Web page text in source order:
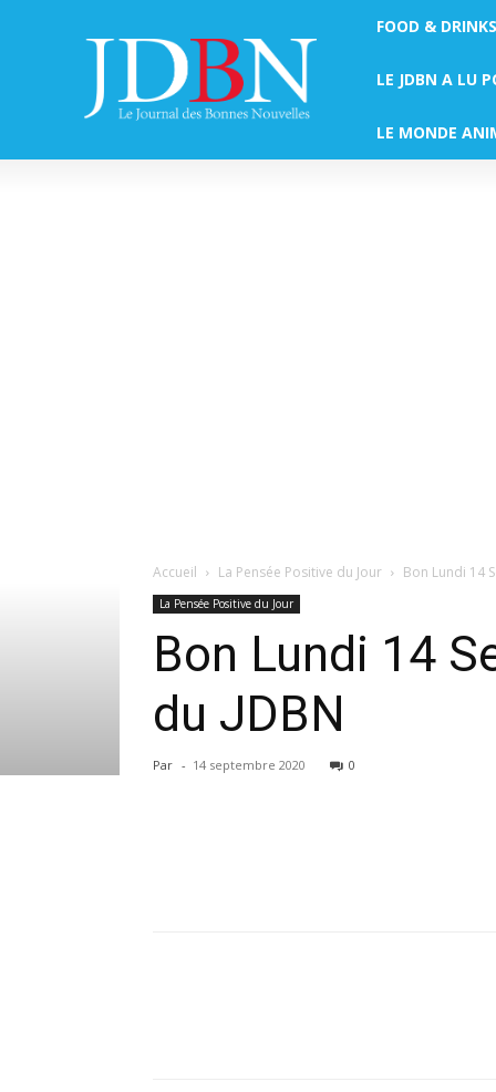
FOOD & DRINKS
LE JDBN A LU
LE MONDE
Accueil La Pensée Positive du Jour Bon Lundi 14
La Pensée Positive du Jour
Bon Lundi 14
du JDBN
Par - 14 septembre 2020 0